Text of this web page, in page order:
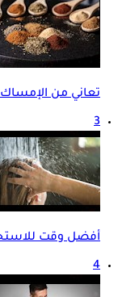
تعاني من
3
أفضل وقت
4